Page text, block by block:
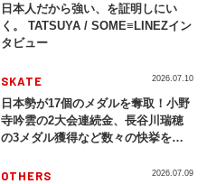
日本人だから強い、を証明しにい
く。 TATSUYA / SOME≡LINEZイン
タビュー
SKATE
日本勢が17個のメダルを奪取！小野
寺吟雲の2大会連続金、長谷川瑞穂
の3メダル獲得など数々の快挙をプ
2026」
2026.07.10
OTHERS 2026.07.09